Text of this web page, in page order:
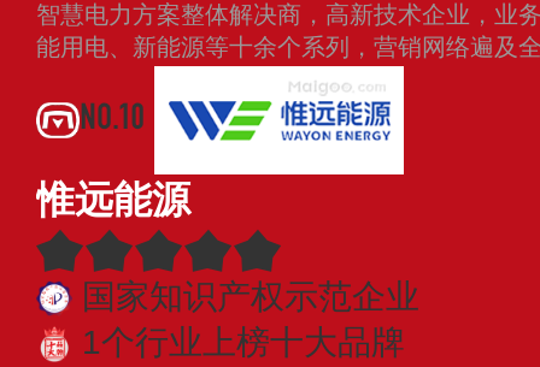
智慧电力方案整体解决商，高新技术企业，业
能用电、新能源等十余个系列，营销网络遍及
NO.10
惟远能源
国家知识产权示范企业
1个行业上榜十大品牌